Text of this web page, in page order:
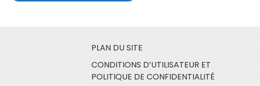
PLAN DU SITE
CONDITIONS D’UTILISATEUR ET
POLITIQUE DE CONFIDENTIALITÉ